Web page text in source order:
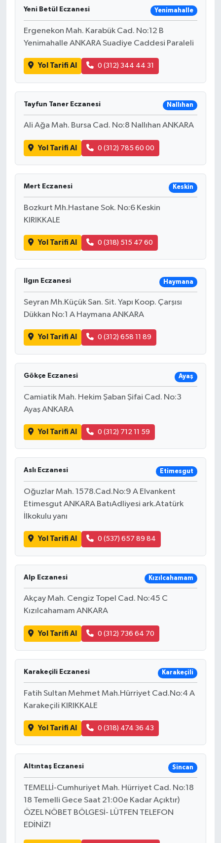
Yeni Betül Eczanesi Yenimahalle
Ergenekon Mah. Karabük Cad. No:12 B
Yenimahalle ANKARA Suadiye Caddesi Paraleli
Yol Tarifi Al 0 (312) 344 44 31
Tayfun Taner Eczanesi Nallıhan
Ali Ağa Mah. Bursa Cad. No:8 Nallıhan ANKARA
Yol Tarifi Al 0 (312) 785 60 00
Mert Eczanesi Keskin
Bozkurt Mh.Hastane Sok. No:6 Keskin
KIRIKKALE
Yol Tarifi Al 0 (318) 515 47 60
Ilgın Eczanesi Haymana
Seyran Mh.Küçük San. Sit. Yapı Koop. Çarşısı
Dükkan No:1 A Haymana ANKARA
Yol Tarifi Al 0 (312) 658 11 89
Gökçe Eczanesi Ayaş
Camiatik Mah. Hekim Şaban Şifai Cad. No:3
Ayaş ANKARA
Yol Tarifi Al 0 (312) 712 11 59
Aslı Eczanesi Etimesgut
Oğuzlar Mah. 1578.Cad.No:9 A Elvankent
Etimesgut ANKARA BatıAdliyesi ark.Atatürk
İlkokulu yanı
Yol Tarifi Al 0 (537) 657 89 84
Alp Eczanesi Kızılcahamam
Akçay Mah. Cengiz Topel Cad. No:45 C
Kızılcahamam ANKARA
Yol Tarifi Al 0 (312) 736 64 70
Karakeçili Eczanesi Karakeçili
Fatih Sultan Mehmet Mah.Hürriyet Cad.No:4 A
Karakeçili KIRIKKALE
Yol Tarifi Al 0 (318) 474 36 43
Altıntaş Eczanesi Sincan
TEMELLİ-Cumhuriyet Mah. Hürriyet Cad. No:18
18 Temelli Gece Saat 21:00e Kadar Açıktır)
ÖZEL NÖBET BÖLGESİ- LÜTFEN TELEFON
EDİNİZ!